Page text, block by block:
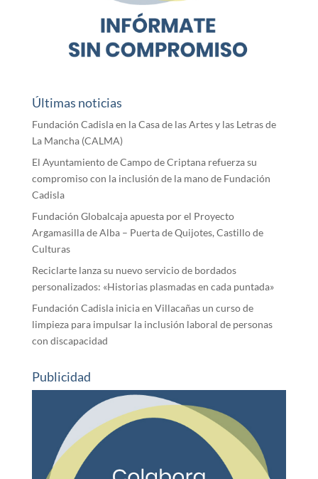
Últimas noticias
Fundación Cadisla en la Casa de las Artes y las Letras de
La Mancha (CALMA)
El Ayuntamiento de Campo de Criptana refuerza su
compromiso con la inclusión de la mano de Fundación
Cadisla
Fundación Globalcaja apuesta por el Proyecto
Argamasilla de Alba – Puerta de Quijotes, Castillo de
Culturas
Reciclarte lanza su nuevo servicio de bordados
personalizados: «Historias plasmadas en cada puntada»
Fundación Cadisla inicia en Villacañas un curso de
limpieza para impulsar la inclusión laboral de personas
con discapacidad
Publicidad